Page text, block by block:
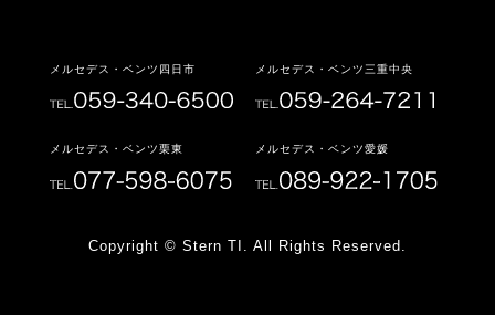
メルセデス・ベンツ四日市 メルセデス・ベンツ三重中央
メルセデス・ベンツ栗東 メルセデス・ベンツ愛媛
Copyright © Stern TI. All Rights Reserved.